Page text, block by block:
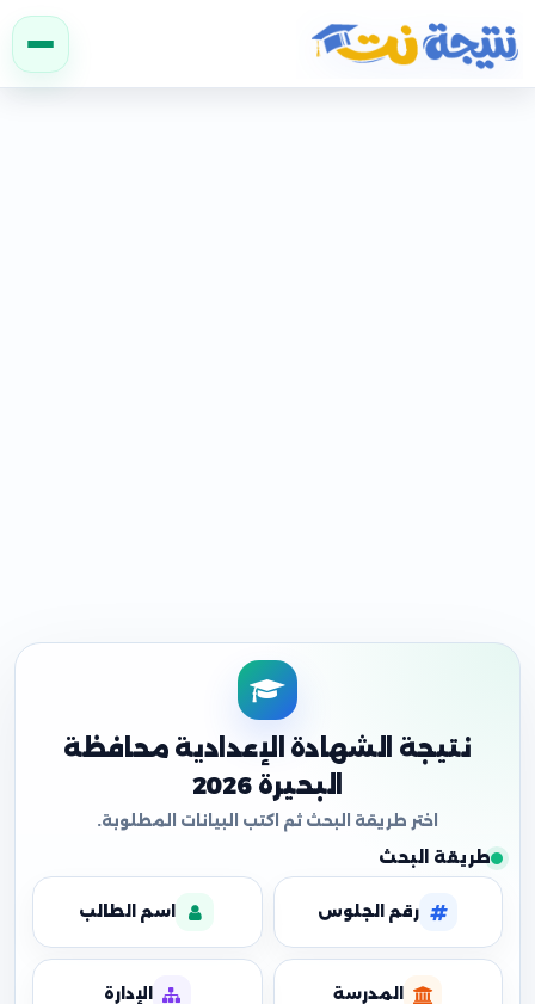
نتيجة نت
نتيجة الشهادة الإعدادية محافظة
البحيرة 2026
طريقة البحث
رقم الجلوس اسم الطالب
المدرسة الإدارة